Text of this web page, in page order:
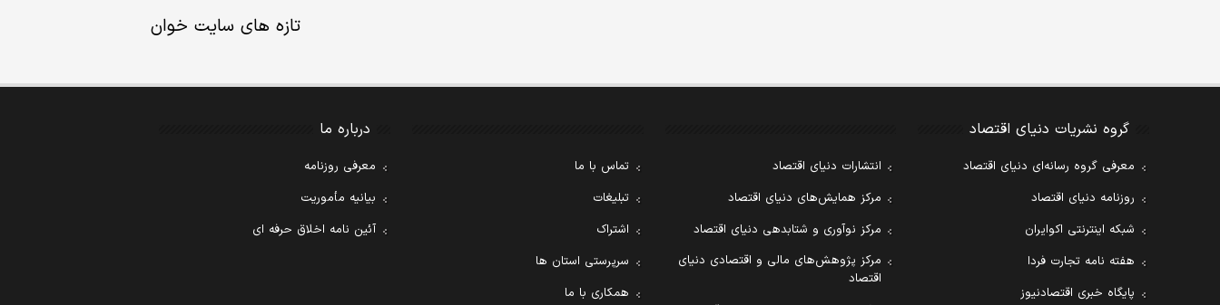
تازه های سایت خوان
گروه نشریات دنیای اقتصاد
معرفی گروه رسانه‌ای دنیای اقتصاد
روزنامه دنیای اقتصاد
شبکه اینترنتی اکوایران
هفته نامه تجارت فردا
پایگاه خبری اقتصادنیوز
انتشارات دنیای اقتصاد
مرکز همایش‌های دنیای اقتصاد
مرکز نوآوری و شتابدهی دنیای اقتصاد
مرکز پژوهش‌های مالی و اقتصادی دنیای
اقتصاد
تماس با ما
تبلیغات
اشتراک
سرپرستی استان ها
همکاری با ما
درباره ما
معرفی روزنامه
بیانیه مأموریت
آئین نامه اخلاق حرفه ای